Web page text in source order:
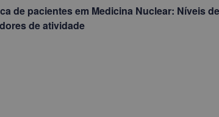
de pacientes em Medicina Nuclear: Níveis
de atividade